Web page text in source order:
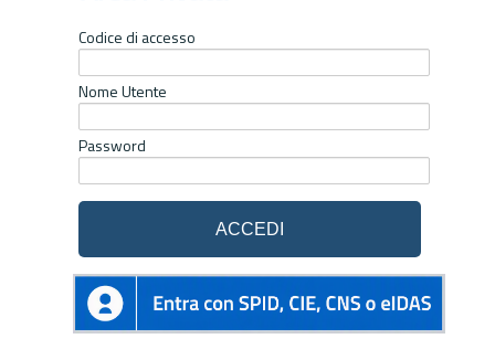
Codice di accesso
Nome Utente
Password